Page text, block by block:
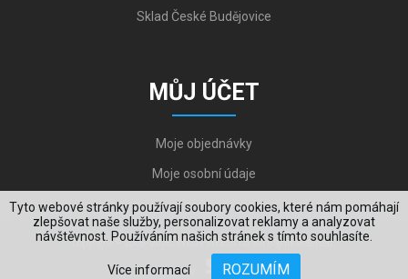
Tyto webové stránky používají soubory cookies, které nám pomáhají
zlepšovat naše služby, personalizovat reklamy a analyzovat
návštěvnost. Používáním našich stránek s tímto souhlasíte.
Více informací ROZUMÍM
Sklad České Budějovice
MŮJ ÚČET
Moje objednávky
Moje osobní údaje
Copyright © 2006-2026, VYKOV STEEL s.r.o. All Rights Reserved.
Created by